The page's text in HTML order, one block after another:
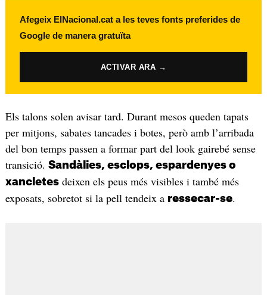
Afegeix ElNacional.cat a les teves fonts preferides de
Google de manera gratuïta
ACTIVAR ARA →
Els talons solen avisar tard. Durant mesos queden tapats
per mitjons, sabates tancades i botes, però amb l’arribada
del bon temps passen a formar part del look gairebé sense
transició. Sandàlies, esclops, espardenyes o
xancletesdeixen els peus més visibles i també més
exposats, sobretot si la pell tendeix a ressecar-se.